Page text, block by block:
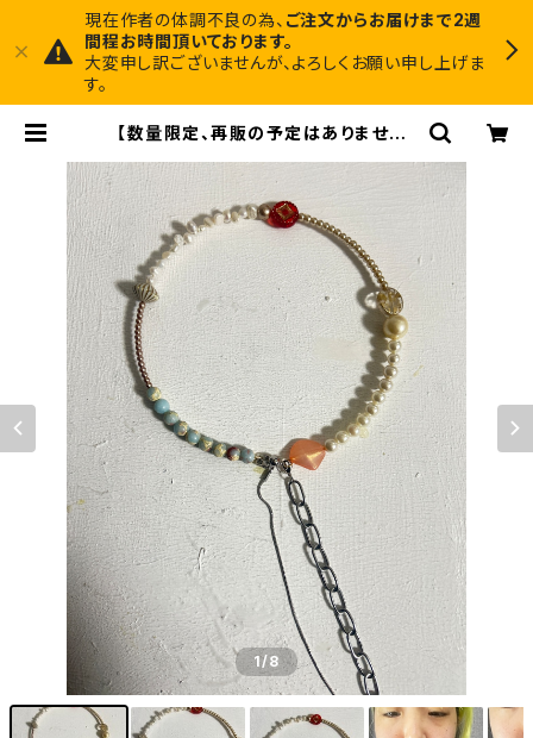
現在作者の体調不良の為、 ご注文からお届けまで2週
間程お時間頂いております。
大変申し訳ございませんが、よろしくお願い申し上げま
す。
【数量限定、再販の予定はありません】
yネックレス【3股】 | Midnight Art
Factory 1枚でインテリアに馴染むア
ートと、ちょっと尖ったアクセサリーの
お店
1/8